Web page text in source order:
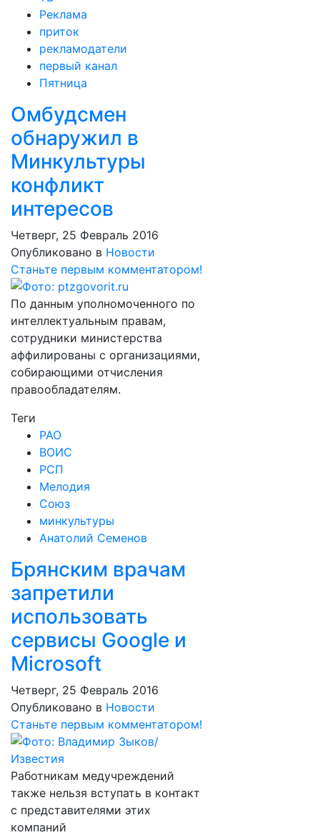
Реклама
приток
рекламодатели
первый канал
Пятница
Омбудсмен
обнаружил в
Минкультуры
конфликт
интересов
Четверг, 25 Февраль 2016
Опубликовано в Новости
Станьте первым комментатором!
По данным уполномоченного по
интеллектуальным правам,
сотрудники министерства
аффилированы с организациями,
собирающими отчисления
правообладателям.
Теги
РАО
ВОИС
РСП
Мелодия
Союз
минкультуры
Анатолий Семенов
Брянским врачам
запретили
использовать
сервисы Google и
Microsoft
Четверг, 25 Февраль 2016
Опубликовано в Новости
Станьте первым комментатором!
Работникам медучреждений
также нельзя вступать в контакт
с представителями этих
компаний